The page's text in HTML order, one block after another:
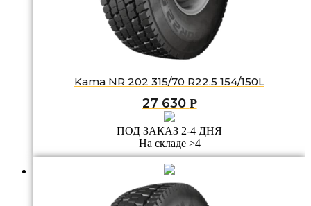
Kama NR 202 315/70 R22.5 154/150L
27 630 Р
ПОД ЗАКАЗ 2-4 ДНЯ
На складе >4